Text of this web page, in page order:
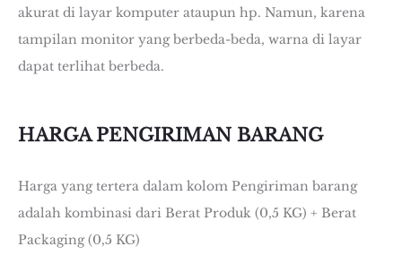
akurat di layar komputer ataupun hp. Namun, karena
tampilan monitor yang berbeda-beda, warna di layar
dapat terlihat berbeda.
HARGA PENGIRIMAN BARANG
Harga yang tertera dalam kolom Pengiriman barang
adalah kombinasi dari Berat Produk (0,5 KG) + Berat
Packaging (0,5 KG)